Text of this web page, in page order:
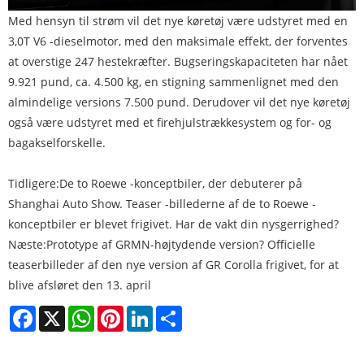
Med hensyn til strøm vil det nye køretøj være udstyret med en
3,0T V6 -dieselmotor, med den maksimale effekt, der forventes
at overstige 247 hestekræfter. Bugseringskapaciteten har nået
9.921 pund, ca. 4.500 kg, en stigning sammenlignet med den
almindelige versions 7.500 pund. Derudover vil det nye køretøj
også være udstyret med et firehjulstrækkesystem og for- og
bagakselforskelle.
Tidligere:De to Roewe -konceptbiler, der debuterer på
Shanghai Auto Show. Teaser -billederne af de to Roewe -
konceptbiler er blevet frigivet. Har de vakt din nysgerrighed?
Næste:Prototype af GRMN-højtydende version? Officielle
teaserbilleder af den nye version af GR Corolla frigivet, for at
blive afsløret den 13. april
Facebook
X WhatsAppPinterestLinkedIn